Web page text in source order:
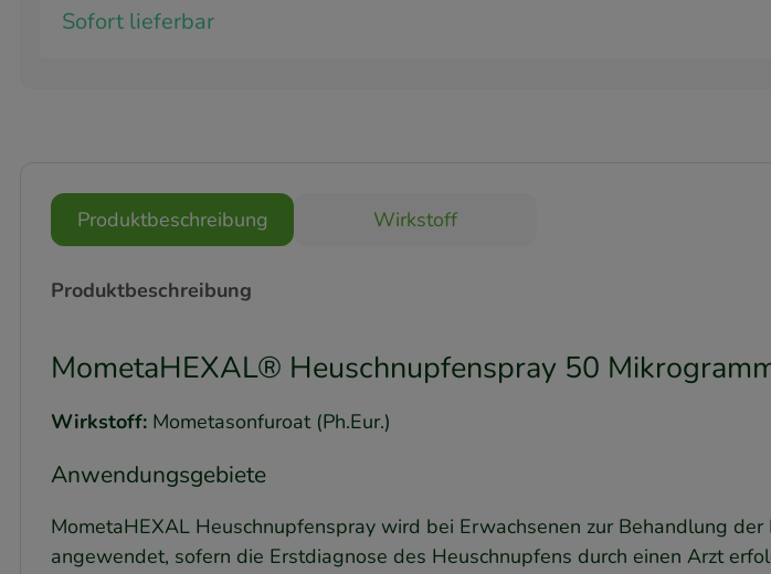
Sofort lieferbar
Produktbeschreibung Wirkstoff
Produktbeschreibung
MometaHEXAL® Heuschnupfenspray 50
Wirkstoff: Mometasonfuroat (Ph.Eur.)
Anwendungsgebiete
MometaHEXAL Heuschnupfenspray wird bei Erwachsenen zur Behandlung
angewendet, sofern die Erstdiagnose des Heuschnupfens durch einen Arzt